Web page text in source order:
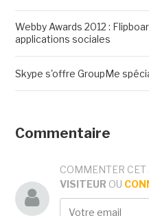
Webby Awards 2012 :
applications sociales
Skype s'offre GroupMe
Commentaire
COMMENTER CET
VISITEUR OU